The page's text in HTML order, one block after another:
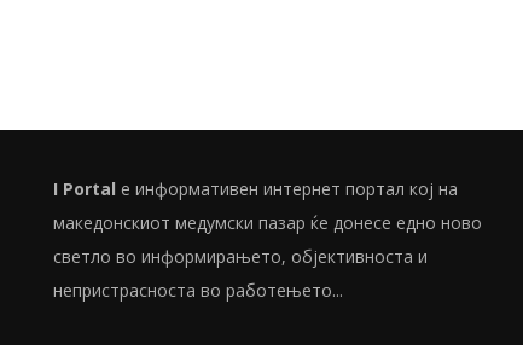
I Portal е информативен интернет портал кој на
македонскиот медумски пазар ќе донесе едно ново
светло во информирањето, објективноста и
непристрасноста во работењето...